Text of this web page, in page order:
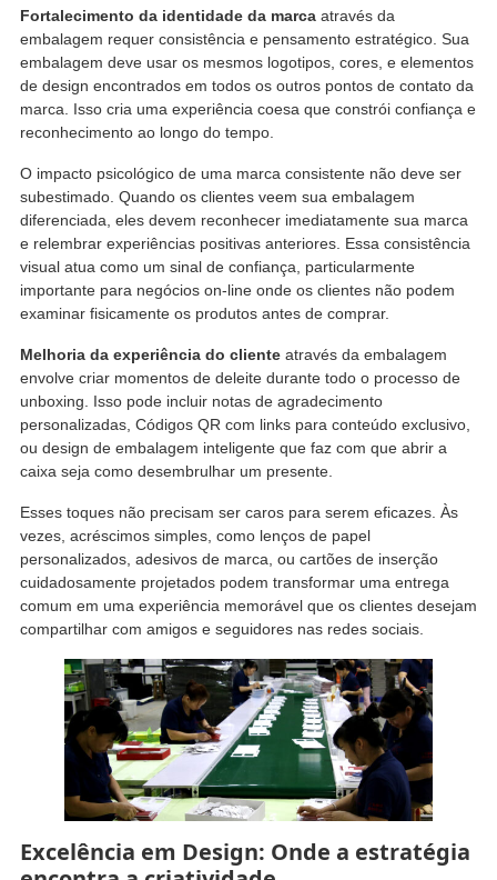
Fortalecimento da identidade da marcaatravés da
embalagem requer consistência e pensamento estratégico. Sua
embalagem deve usar os mesmos logotipos, cores, e elementos
de design encontrados em todos os outros pontos de contato da
marca. Isso cria uma experiência coesa que constrói confiança e
reconhecimento ao longo do tempo.
O impacto psicológico de uma marca consistente não deve ser
subestimado. Quando os clientes veem sua embalagem
diferenciada, eles devem reconhecer imediatamente sua marca
e relembrar experiências positivas anteriores. Essa consistência
visual atua como um sinal de confiança, particularmente
importante para negócios on-line onde os clientes não podem
examinar fisicamente os produtos antes de comprar.
Melhoria da experiência do clienteatravés da embalagem
envolve criar momentos de deleite durante todo o processo de
unboxing. Isso pode incluir notas de agradecimento
personalizadas, Códigos QR com links para conteúdo exclusivo,
ou design de embalagem inteligente que faz com que abrir a
caixa seja como desembrulhar um presente.
Esses toques não precisam ser caros para serem eficazes. Às
vezes, acréscimos simples, como lenços de papel
personalizados, adesivos de marca, ou cartões de inserção
cuidadosamente projetados podem transformar uma entrega
comum em uma experiência memorável que os clientes desejam
compartilhar com amigos e seguidores nas redes sociais.
Excelência em Design: Onde a estratégia